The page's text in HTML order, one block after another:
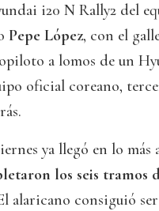
i20 N Rally2 del
Pepe López, con el
a lomos de un
oficial coreano,
ya llegó en lo más
los seis tramos
alaricano consiguió ser